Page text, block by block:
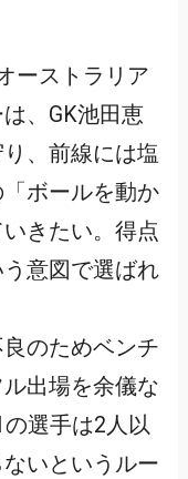
ーストラリア
、GK池田恵
、前線には塩
ボールを動か
きたい。得点
意図で選ばれ
のためベンチ
出場を余儀な
の選手は2人以
いというルー